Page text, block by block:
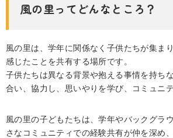
風の里ってどんなところ？
風の里は、学年に関係なく子供たちが集ま
感じたことを共有する場所です。
子供たちは異なる背景や抱える事情を持ち
合い、協力し、思いやりを学び、コミュニ
風の里の子どもたちは、学年やバックグラ
さなコミュニティでの経験共有が仲を深め